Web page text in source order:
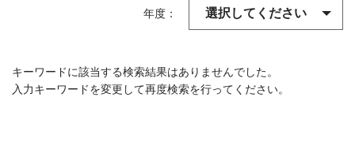
年度：
キーワードに該当する検索結果はありませんでした。
入力キーワードを変更して再度検索を行ってください。